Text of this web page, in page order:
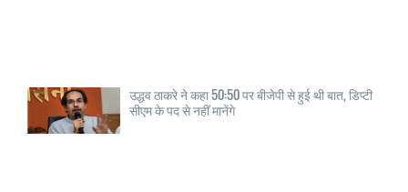
उद्धव ठाकरे ने कहा 50:50 पर बीजेपी से हुई थी बात, डिप्टी
सीएम के पद से नहीं मानेंगे